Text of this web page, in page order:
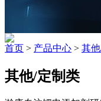
首页 > 产品中心 > 其
其他/定制类